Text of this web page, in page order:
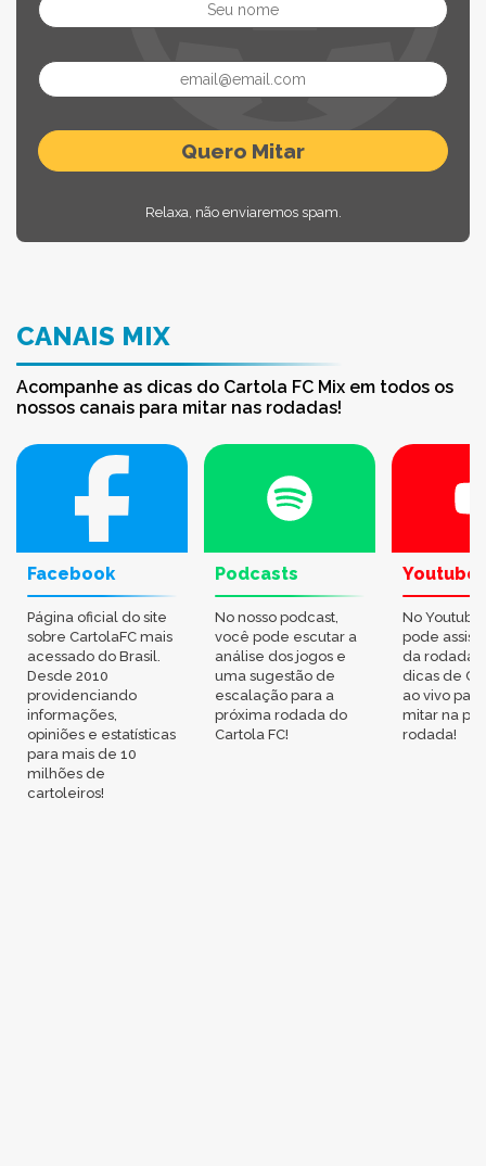
Relaxa, não enviaremos spam.
CANAIS MIX
Acompanhe as dicas do Cartola FC Mix em todos os
nossos canais para mitar nas rodadas!
Facebook
Página oficial do site
sobre CartolaFC mais
acessado do Brasil.
Desde 2010
providenciando
informações,
opiniões e estatísticas
para mais de 10
milhões de
cartoleiros!
Podcasts
No nosso podcast,
você pode escutar a
análise dos jogos e
uma sugestão de
escalação para a
próxima rodada do
Cartola FC!
Youtube
No
pode
da rodada,
dicas de
ao vivo
mitar na
rodada!